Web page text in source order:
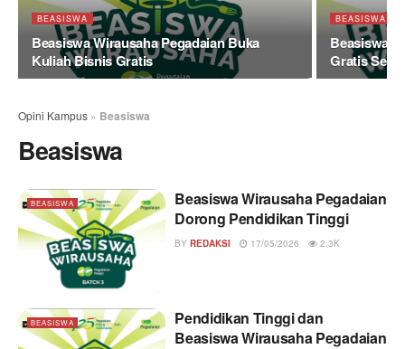
BEASISWA
Beasiswa Wirausaha Pegadaian Buka
Kuliah Bisnis Gratis
BEASISWA
Beasiswa
Gratis
Opini Kampus » Beasiswa
Beasiswa
BEASISWA
Beasiswa Wirausaha Pegadaian
Dorong Pendidikan Tinggi
BY REDAKSI 17/05/2026 2.3K
BEASISWA
Pendidikan Tinggi dan
Beasiswa Wirausaha Pegadaian